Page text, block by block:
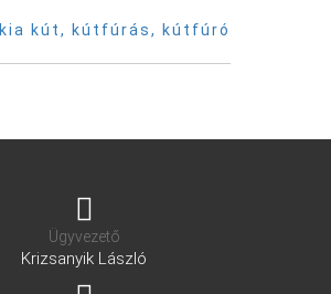
kút, kútfúrás, kútfúró
Ügyvezető
Krizsanyik László